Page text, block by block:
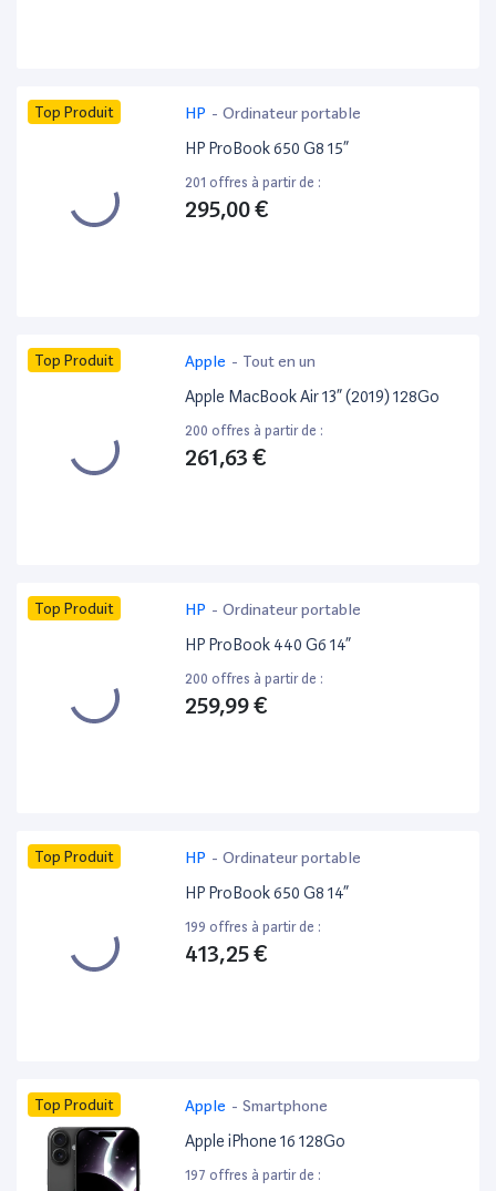
Top Produit HP - Ordinateur portable
HP ProBook 650 G8 15”
201 offres à partir de :
295,00 €
Top Produit Apple - Tout en un
Apple MacBook Air 13” (2019) 128Go
200 offres à partir de :
261,63 €
Top Produit HP - Ordinateur portable
HP ProBook 440 G6 14”
200 offres à partir de :
259,99 €
Top Produit HP - Ordinateur portable
HP ProBook 650 G8 14”
199 offres à partir de :
413,25 €
Top Produit Apple - Smartphone
Apple iPhone 16 128Go
197 offres à partir de :